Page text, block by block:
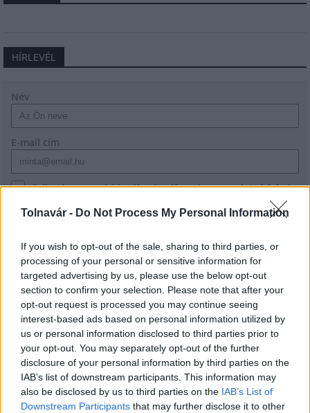
Tolnavár - Do Not Process My Personal Information
If you wish to opt-out of the sale, sharing to third parties, or
processing of your personal or sensitive information for
targeted advertising by us, please use the below opt-out
section to confirm your selection. Please note that after your
opt-out request is processed you may continue seeing
interest-based ads based on personal information utilized by
us or personal information disclosed to third parties prior to
your opt-out. You may separately opt-out of the further
disclosure of your personal information by third parties on the
IAB’s list of downstream participants. This information may
also be disclosed by us to third parties on the IAB’s List of
Downstream Participants that may further disclose it to other
HÍRLEVÉL
Név
E-mail cím
Feliratkozom a hírlevélre és elfogadom azadatvédelmi
LEGFRISSEBB
Országos hírek
KECSKEMÉTEN IS SZAKIRÁNYÚ
TOVÁBBKÉPZÉSEKKEL ERŐSÍT A GÁL FERENC
EGYETEM
Országos hírek